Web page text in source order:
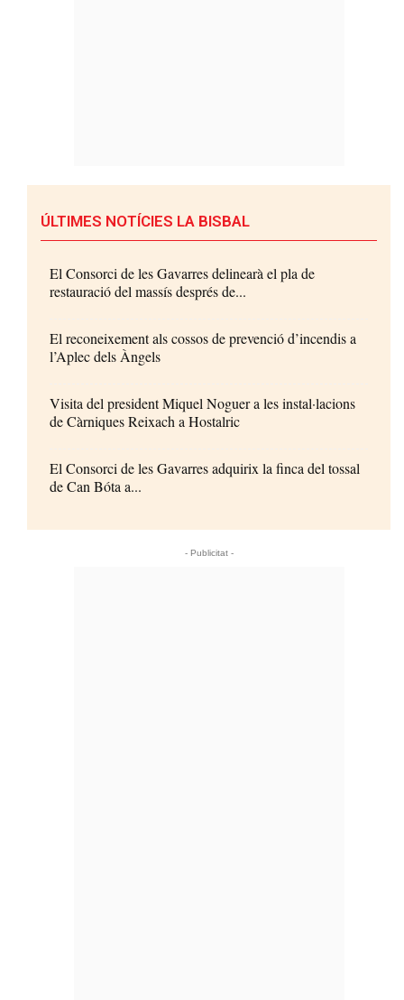
ÚLTIMES NOTÍCIES LA BISBAL
El Consorci de les Gavarres delinearà el pla de
restauració del massís després de...
El reconeixement als cossos de prevenció d’incendis a
l’Aplec dels Àngels
Visita del president Miquel Noguer a les instal·lacions
de Càrniques Reixach a Hostalric
El Consorci de les Gavarres adquirix la finca del tossal
de Can Bóta a...
- Publicitat -